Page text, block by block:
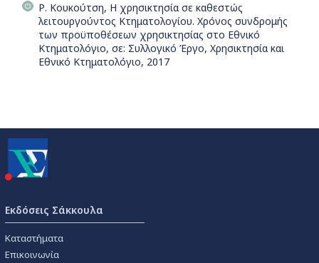
Ρ. Κουκούτση, Η χρησικτησία σε καθεστώς
λειτουργούντος Κτηματολογίου. Χρόνος συνδρομής
των προϋποθέσεων χρησικτησίας στο Εθνικό
Κτηματολόγιο, σε: Συλλογικό Έργο, Χρησικτησία και
Εθνικό Κτηματολόγιο, 2017
Εκδόσεις Σάκκουλα
Καταστήματα
Επικοινωνία